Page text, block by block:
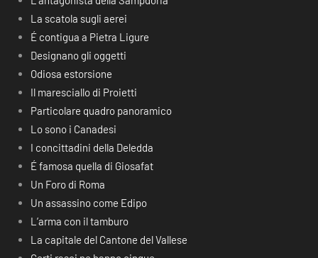
La scatola sugli aerei
É contigua a Pietra Ligure
Designano gli oggetti
Odiosa estorsione
Il maresciallo di Proietti
Particolare quadro panoramico
Lo sono i Canadesi
I concittadini della Deledda
É famosa quella di Giosafat
Un Foro di Roma
Un assassino come Edipo
L’arma con il tamburo
La capitale del Cantone del Vallese